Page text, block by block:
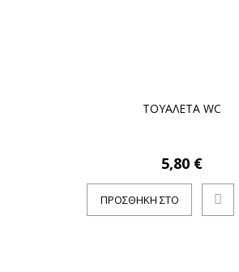
ΤΟΥΑΛΕΤΑ WC
5,80 €
ΠΡΟΣΘΉΚΗ ΣΤΟ